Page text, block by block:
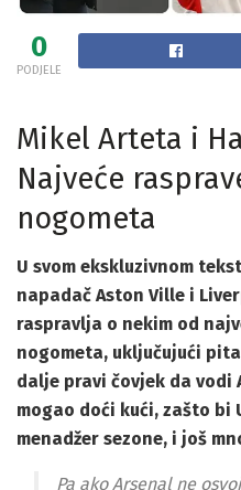
0
PODJELE
Mikel Arteta i
Najveće
nogometa
U svom ekskluzivnom
napadač Aston Ville i
raspravlja o nekim od
nogometa, uključujući
dalje pravi čovjek da vodi
mogao doći kući, zašto bi
menadžer sezone, i još
Pa ako Arsenal ne